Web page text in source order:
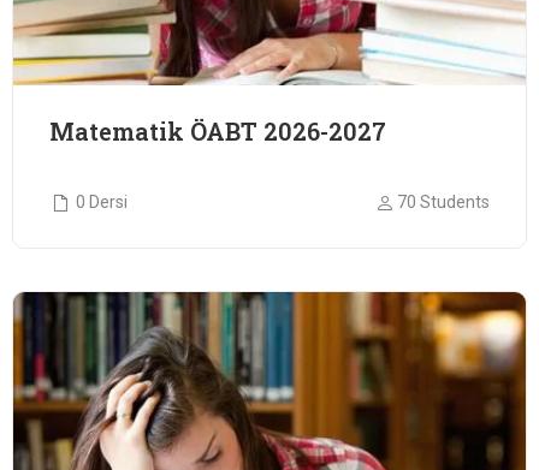
Matematik ÖABT 2026-2027
0 Dersi 70 Students